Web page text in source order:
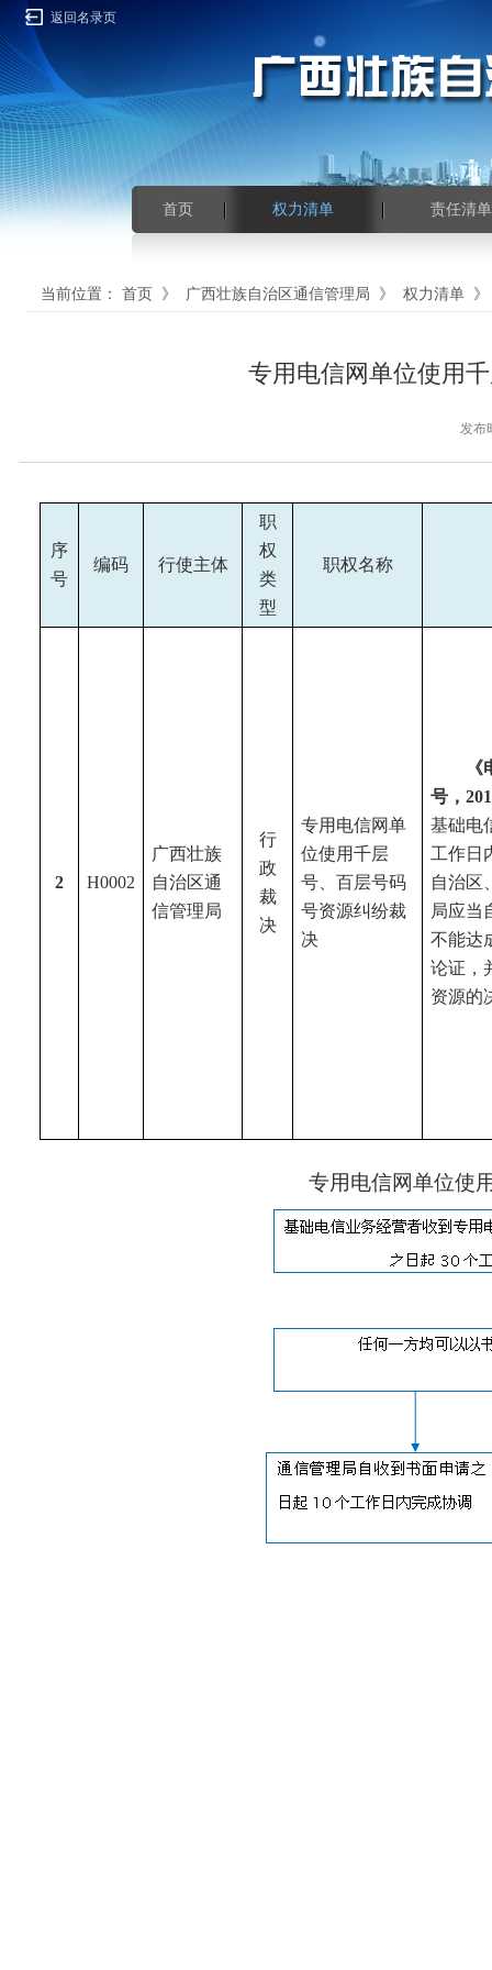
返回名录页
首页 权力清单 责任清单
当前位置： 首页 》 广西壮族自治区通信管理局 》 权力清单 》
专用电信网单位使用
发
序
号
编码 行使主体
职
权
类
型
职权名称
2 H0002
广西壮族
自治区通
信管理局
行
政
裁
决
专用电信网单
位使用千层
号、百层号码
号资源纠纷裁
决
号，
基础电
工作日
自治区
局应当
不能达
论证，
资源的
专用电信网单位使